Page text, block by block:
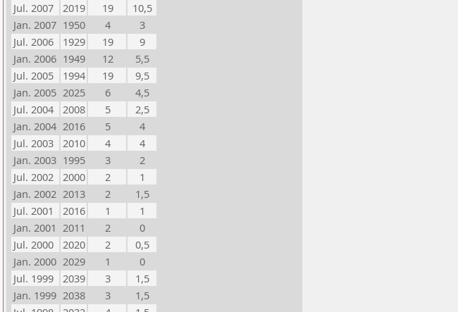
Jul. 2007
2019 19
10,5
Jan. 2007 1950 4
3
Jul. 2006
1929 19
9
Jan. 2006 1949 12
5,5
Jul. 2005
1994 19
9,5
Jan. 2005 2025 6
4,5
Jul. 2004
2008 5
2,5
Jan. 2004 2016 5
4
Jul. 2003
2010 4
4
Jan. 2003 1995 3
2
Jul. 2002
2000 2
1
Jan. 2002 2013 2
1,5
Jul. 2001
2016 1
1
Jan. 2001 2011 2
0
Jul. 2000
2020 2
0,5
Jan. 2000 2029 1
0
Jul. 1999
2039 3
1,5
Jan. 1999 2038 3
1,5